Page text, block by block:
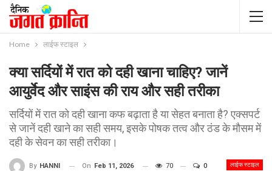
Home लाईफ स्टाइल
क्या सर्दियों में रात को दही खाना चाहिए? जानें
आयुर्वेद और साइंस की राय और सही तरीका
सर्दियों में रात को दही खाना कफ बढ़ाता है या सेहत बनाता है? एक्सपर्ट
से जानें दही खाने का सही समय, इसके पोषक तत्व और ठंड के मौसम में
दही के सेवन का सही तरीका।
लाईफ स्टाइल
By HANNI On Feb 11, 2026 70 0